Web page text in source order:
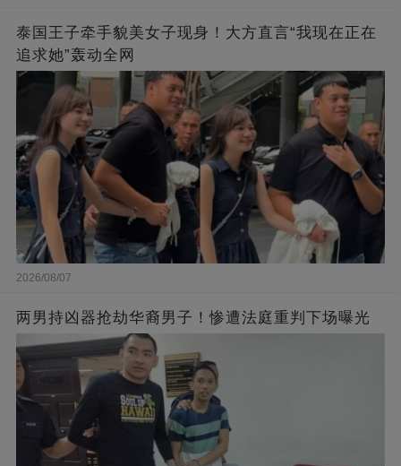
泰国王子牵手貌美女子现身！大方直言“我现在正在
追求她”轰动全网
2026/08/07
两男持凶器抢劫华裔男子！惨遭法庭重判下场曝光